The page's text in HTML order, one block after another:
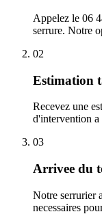
Appelez le 06
serrure. Notre
02
Estimation
Recevez une
d'intervention a
03
Arrivee du
Notre serrurier
necessaires